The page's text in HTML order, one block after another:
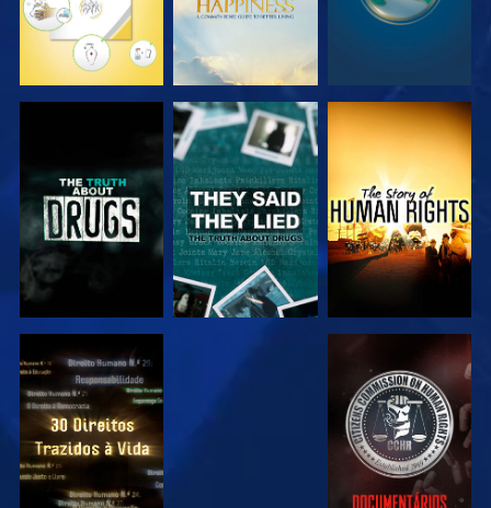
VER VER
VER VER